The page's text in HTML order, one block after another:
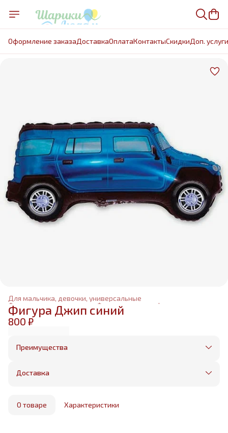
Оформление заказаДоставкаОплатаКонтактыCкидкиДоп. услуги
Для мальчика, девочки, универсальные
Фольгированные фигуры
Фольгированные шары
Главная
Фигура Джип синий
800 ₽
Преимущества
Оплата частями в Сплит
Бесплатная доставка в пределах КАД
маркетплейса
Доставка
О товаре Характеристики